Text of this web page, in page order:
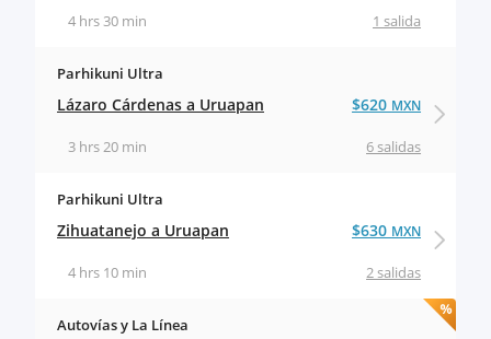
1 salida
4 hrs 30 min
Parhikuni Ultra
Lázaro Cárdenas a Uruapan
6 salidas
3 hrs 20 min
$620 MXN
Parhikuni Ultra
Zihuatanejo a Uruapan
2 salidas
4 hrs 10 min
$630 MXN
Autovías y La Línea